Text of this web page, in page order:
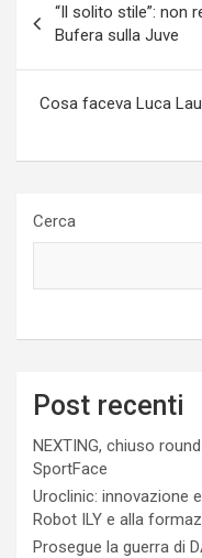
articoli
“Il solito stile”: non
Bufera sulla Juve
Cosa faceva Luca
Cerca
Post recenti
NEXTING, chiuso
SportFace
Uroclinic: innovazione
Robot ILY e alla
Prosegue la guerra di